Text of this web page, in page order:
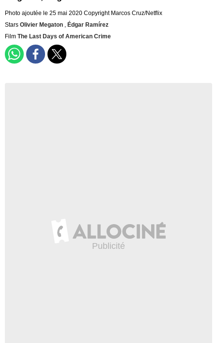
Photo ajoutée le 25 mai 2020 Copyright Marcos Cruz/Netflix
Stars Olivier Megaton , Édgar Ramírez
Film The Last Days of American Crime